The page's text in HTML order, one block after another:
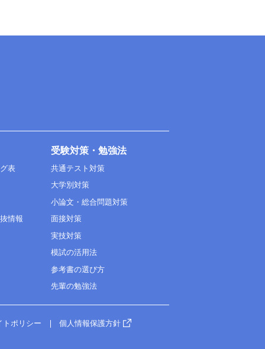
表
情報
受験対策・勉強法
共通テスト対策
大学別対策
小論文・総合問題対策
面接対策
実技対策
模試の活用法
参考書の選び方
先輩の勉強法
トポリシー 個人情報保護方針